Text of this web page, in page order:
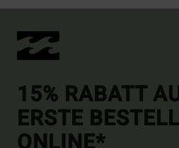
15% RABATT
ERSTE